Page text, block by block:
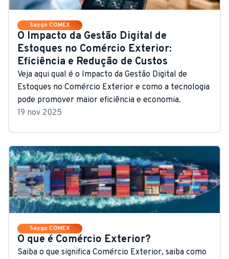
Saygo COMEX
O Impacto da Gestão Digital de
Estoques no Comércio Exterior:
Eficiência e Redução de Custos
Veja aqui qual é o Impacto da Gestão Digital de
Estoques no Comércio Exterior e como a tecnologia
pode promover maior eficiência e economia.
19 nov 2025
Saygo COMEX
O que é Comércio Exterior?
Saiba o que significa Comércio Exterior, saiba como